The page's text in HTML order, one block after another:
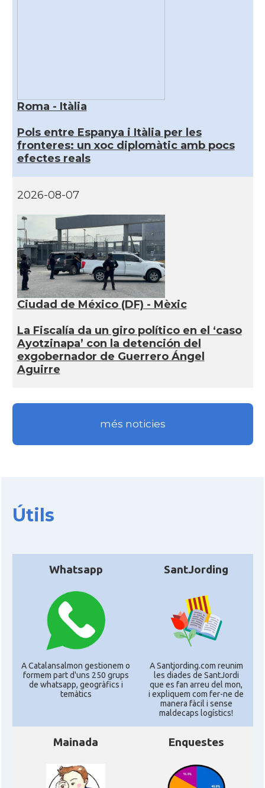
Roma - Itàlia
Pols entre Espanya i Itàlia per les
fronteres: un xoc diplomàtic amb pocs
efectes reals
2026-08-07
Ciudad de México (DF) - Mèxic
La Fiscalía da un giro político en el ‘caso
Ayotzinapa’ con la detención del
exgobernador de Guerrero Ángel
Aguirre
més noticies
Útils
Whatsapp
A Catalansalmon gestionem o
formem part d'uns 250 grups
de whatsapp, geogràfics i
temàtics
SantJording
A Santjording.com reunim
les diades de SantJordi
que es fan arreu del mon,
i expliquem com fer-ne de
manera fàcil i sense
maldecaps logí­stics!
Mainada Enquestes